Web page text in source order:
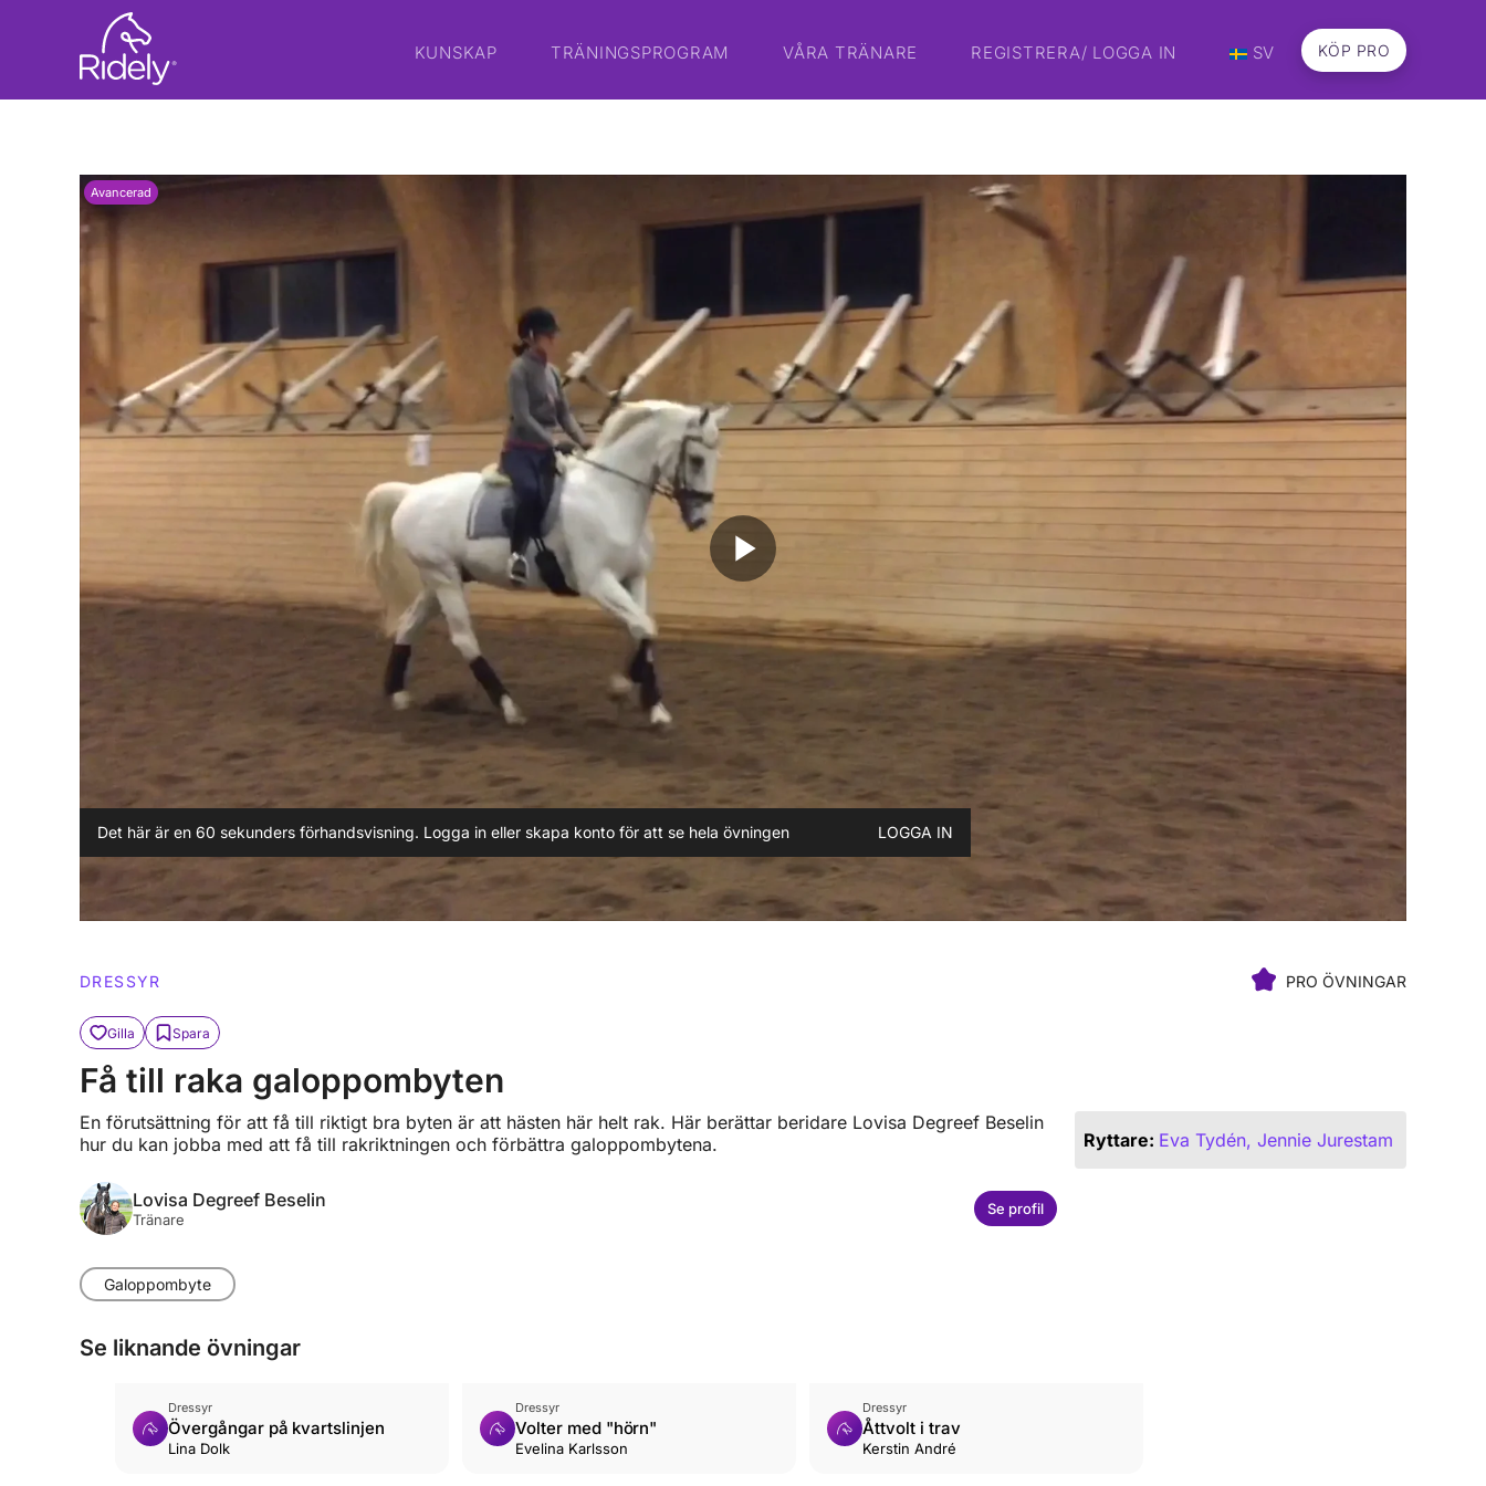
KUNSKAP TRÄNINGSPROGRAM VÅRA TRÄNARE REGISTRERA/ LOGGA IN SV KÖP PRO
play_arrow
Avancerad
Det här är en 60 sekunders förhandsvisning. Logga in eller skapa konto för att se hela övningen LOGGA IN
DRESSYR PRO ÖVNINGAR
Gilla Spara
Få till raka galoppombyten
En förutsättning för att få till riktigt bra byten är att hästen här helt rak. Här berättar beridare Lovisa Degreef Beselin
hur du kan jobba med att få till rakriktningen och förbättra galoppombytena.
Lovisa Degreef Beselin
Tränare
Se profil
Galoppombyte
Ryttare: Eva Tydén, Jennie Jurestam
Se liknande övningar
Dressyr
Övergångar på kvartslinjen
Lina Dolk
Dressyr
Volter med "hörn"
Evelina Karlsson
Dressyr
Åttvolt i trav
Kerstin André